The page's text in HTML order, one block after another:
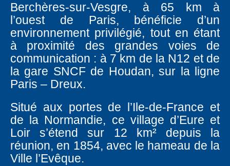
Berchères-sur-Vesgre, à 65 km à
l’ouest de Paris, bénéficie d’un
environnement privilégié, tout en étant
à proximité des grandes voies de
communication : à 7 km de la N12 et de
la gare SNCF de Houdan, sur la ligne
Paris – Dreux.
Situé aux portes de l’Ile-de-France et
de la Normandie, ce village d’Eure et
Loir s’étend sur 12 km² depuis la
réunion, en 1854, avec le hameau de la
Ville l’Evêque.